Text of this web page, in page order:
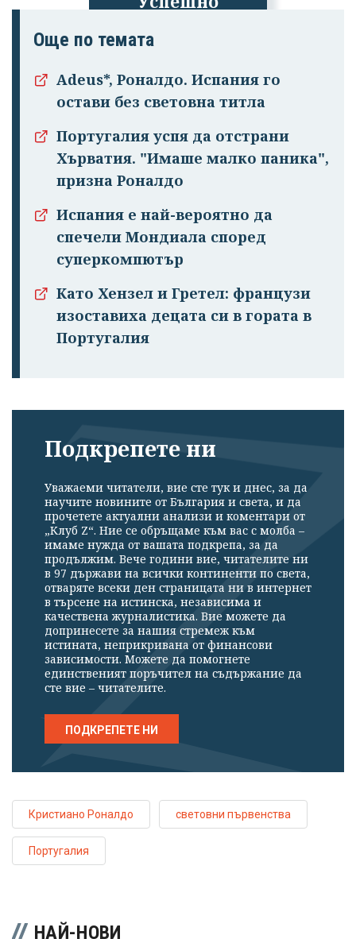
профила си!
Още по темата
Adeus*, Роналдо. Испания го
остави без световна титла
Португалия успя да отстрани
Хърватия. "Имаше малко паника",
призна Роналдо
Испания е най-вероятно да
спечели Мондиала според
суперкомпютър
Като Хензел и Гретел: французи
изоставиха децата си в гората в
Португалия
Подкрепете ни
Уважаеми читатели, вие сте тук и днес, за да
научите новините от България и света, и да
прочетете актуални анализи и коментари от
„Клуб Z“. Ние се обръщаме към вас с молба –
имаме нужда от вашата подкрепа, за да
продължим. Вече години вие, читателите ни
в 97 държави на всички континенти по света,
отваряте всеки ден страницата ни в интернет
в търсене на истинска, независима и
качествена журналистика. Вие можете да
допринесете за нашия стремеж към
истината, неприкривана от финансови
зависимости. Можете да помогнете
единственият поръчител на съдържание да
сте вие – читателите.
ПОДКРЕПЕТЕ НИ
Кристиано Роналдо световни първенства
Португалия
НАЙ-НОВИ